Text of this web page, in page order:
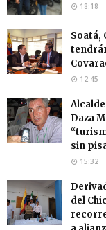
18:18
Soatá,
12:45
Daza
sin
15:32
del